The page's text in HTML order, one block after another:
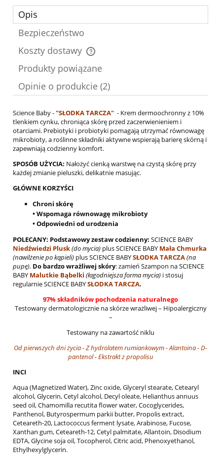
Opis
Bezpieczeństwo
Koszty dostawy
Cena nie zawiera ewentualnych kosztów płatności
Produkty powiązane
Opinie o produkcie (2)
Science Baby -"SŁODKA TARCZA" - Krem dermoochronny z 10%
tlenkiem cynku, chroniąca skórę przed zaczerwienieniem i
otarciami. Prebiotyki i probiotyki pomagają utrzymać równowagę
mikrobioty, a roślinne składniki aktywne wspierają barierę skórną i
zapewniają codzienny komfort.
SPOSÓB UŻYCIA: Nałożyć cienką warstwę na czystą skórę przy
każdej zmianie pieluszki, delikatnie masując.
GŁÓWNE KORZYŚCI
Chroni skórę
• Wspomaga równowagę mikrobioty
• Odpowiedni od urodzenia
POLECANY: Podstawowy zestaw codzienny: SCIENCE BABY
Niedźwiedzi Plusk(do mycia) plus SCIENCE BABY Mała Chmurka
(nawilżenie po kąpieli) plus SCIENCE BABYSŁODKA TARCZA(na
pupę). Do bardzo wrażliwej skóry: zamień Szampon na SCIENCE
BABY Malutkie Bąbelki (łagodniejsza forma mycia) i stosuj
regularnie SCIENCE BABYSŁODKA TARCZA.
97% składników pochodzenia naturalnego
Testowany dermatologicznie na skórze wrażliwej – Hipoalergiczny
–
Testowany na zawartość niklu
Od pierwszych dni życia - Z hydrolatem rumiankowym -Alantoina - D-
pantenol - Ekstrakt z propolisu
INCI
Aqua (Magnetized Water), Zinc oxide, Glyceryl stearate, Cetearyl
alcohol, Glycerin, Cetyl alcohol, Decyl oleate, Helianthus annuus
seed oil, Chamomilla recutita flower water, Cocoglycerides,
Panthenol, Butyrospermum parkii butter, Propolis extract,
Ceteareth-20, Lactococcus ferment lysate, Arabinose, Fucose,
Xanthan gum, Ceteareth-12, Cetyl palmitate, Allantoin, Disodium
EDTA, Glycine soja oil, Tocopherol, Citric acid, Phenoxyethanol,
Ethylhexylglycerin.